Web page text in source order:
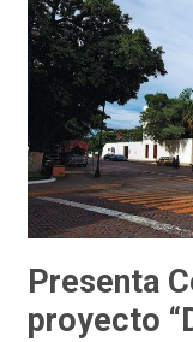
Presenta
proyecto